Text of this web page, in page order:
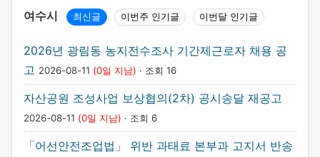
여수시 최신글 이번주 인기글 이번달 인기글
2026년 광림동 농지전수조사 기간제근로자 채용 공
고 2026-08-11 (0일 지남) · 조회 16
자산공원 조성사업 보상협의(2차) 공시송달 재공고
2026-08-11 (0일 지남) · 조회 6
「어선안전조업법」 위반 과태료 본부과 고지서 반송